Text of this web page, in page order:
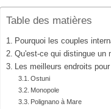
Table des matières
Pourquoi les couples
Qu'est-ce qui distingue un
Les meilleurs endroits
Ostuni
Monopole
Polignano à Mare